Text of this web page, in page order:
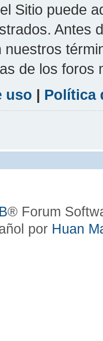
Sitio puede
Antes
nuestros
de los foros
uso | Política
® Forum
por Huan